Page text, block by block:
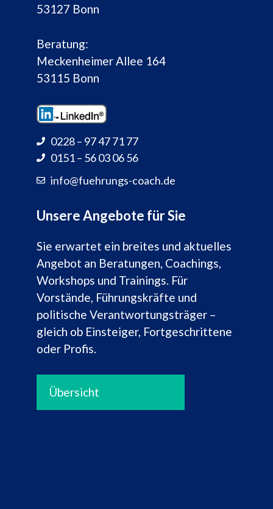
53127 Bonn
Beratung:
Meckenheimer Allee 164
53115 Bonn
0228 – 97 47 71 77
0151 – 56 03 06 56
info@fuehrungs-coach.de
Unsere Angebote für Sie
Sie erwartet ein breites und aktuelles
Angebot an Beratungen, Coachings,
Workshops und Trainings. Für
Vorstände, Führungskräfte und
politische Verantwortungsträger –
gleich ob Einsteiger, Fortgeschrittene
oder Profis.
Übersicht